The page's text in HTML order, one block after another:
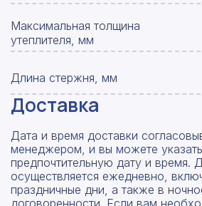
Максимальная толщина
утеплителя, мм
Длина стержня, мм
Доставка
Дата и время доставки
менеджером, и вы можете указать
предпочтительную дату и время.
осуществляется ежедневно,
праздничные дни, а также в
договоренности. Если вам